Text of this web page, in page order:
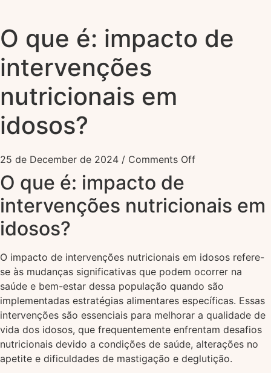
O que é: impacto de
intervenções
nutricionais em
idosos?
25 de December de 2024 / Comments Off
O que é: impacto de
intervenções nutricionais em
idosos?
O impacto de intervenções nutricionais em idosos refere-
se às mudanças significativas que podem ocorrer na
saúde e bem-estar dessa população quando são
implementadas estratégias alimentares específicas. Essas
intervenções são essenciais para melhorar a qualidade de
vida dos idosos, que frequentemente enfrentam desafios
nutricionais devido a condições de saúde, alterações no
apetite e dificuldades de mastigação e deglutição.